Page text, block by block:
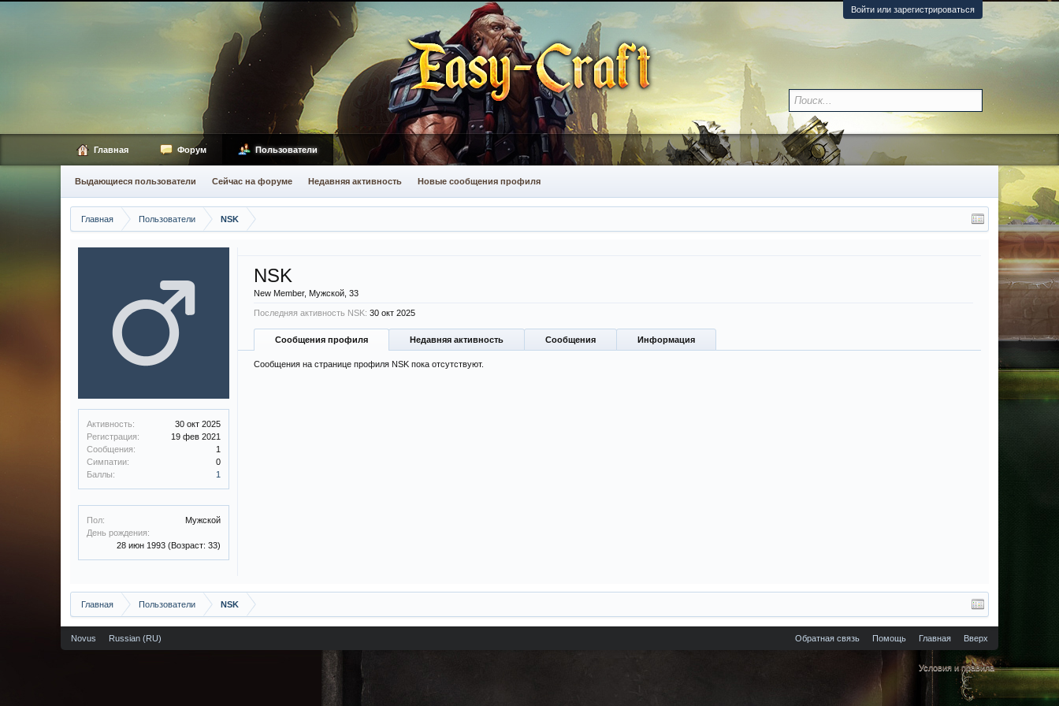
Войти или зарегистрироваться
Главная Пользователи NSK
Активность:
30 окт 2025
Регистрация:
19 фев 2021
Сообщения:
1
Симпатии:
0
Баллы:
1
Пол:
Мужской
День рождения:
28 июн 1993 (Возраст: 33)
NSK
New Member, Мужской, 33
Последняя активность NSK: 30 окт 2025
Сообщения профиля Недавняя активность Сообщения Информация
Сообщения на странице профиля NSK пока отсутствуют.
Главная Пользователи NSK
Главная Форум Пользователи
Выдающиеся пользователи Сейчас на форуме Недавняя активность Новые сообщения профиля
Novus Russian (RU) Обратная связь Помощь Главная Вверх
Условия и правила